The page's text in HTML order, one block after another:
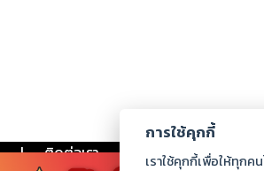
| ติดต่อเรา ร่วมงานกับเรา
การใช้คุกกี้
เราใช้คุกกี้เพื่อให้ทุก